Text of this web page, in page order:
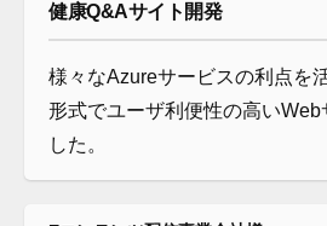
健康Q&Aサイト開発
様々なAzureサービスの利点を
形式でユーザ利便性の高いWeb
した。